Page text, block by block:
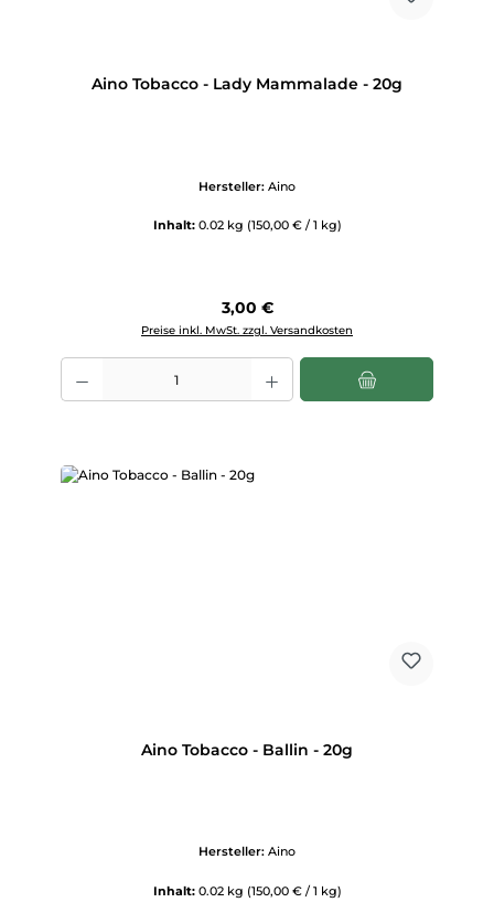
Aino Tobacco - Lady Mammalade - 20g
Hersteller: Aino
Inhalt: 0.02 kg (150,00 € / 1 kg)
Regulärer Preis:
3,00 €
Preise inkl. MwSt. zzgl. Versandkosten
Produkt Anzahl: Gib den gewünschten Wert ein oder benutze die
Aino Tobacco - Ballin - 20g
Hersteller: Aino
Inhalt: 0.02 kg (150,00 € / 1 kg)